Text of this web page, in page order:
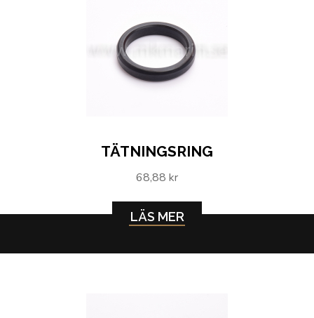
TÄTNINGSRING
68,88 kr
LÄS MER